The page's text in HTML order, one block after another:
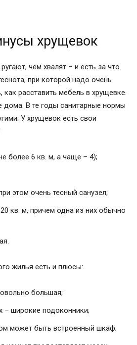
хрущевок
чем хвалят – и есть за что.
при которой надо очень
как расставить мебель в хрущевке.
В те годы санитарные нормы
У хрущевок есть свои
более 6 кв. м, а чаще – 4);
этом очень тесный санузел;
кв. м, причем одна из них обычно
жилья есть и плюсы:
большая;
– широкие подоконники;
может быть встроенный шкаф;